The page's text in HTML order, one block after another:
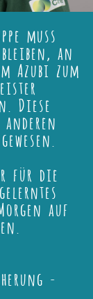
muss
an
Azubi zum
Diese
für die
auf
-